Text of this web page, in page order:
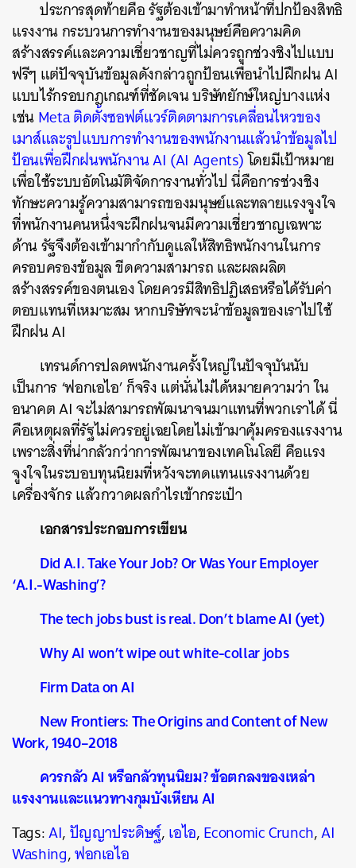
ประการสุดท้ายคือ รัฐต้องเข้ามาทำหน้าที่ปกป้องสิทธิ
แรงงาน กระบวนการทำงานของมนุษย์คือความคิด
สร้างสรรค์และความเชี่ยวชาญที่ไม่ควรถูกช่วงชิงไปแบบ
ฟรีๆ แต่ปัจจุบันข้อมูลดังกล่าวถูกป้อนเพื่อนำไปฝึกฝน AI
แบบไร้กรอบกฎเกณฑ์ที่ชัดเจน บริษัทยักษ์ใหญ่บางแห่ง
เช่นMeta ติดตั้งซอฟต์แวร์ติดตามการเคลื่อนไหวของ
เมาส์และรูปแบบการทำงานของพนักงานแล้วนำข้อมูลไป
ป้อนเพื่อฝึกฝนพนักงาน AI (AI Agents)โดยมีเป้าหมาย
เพื่อใช้ระบบอัตโนมัติจัดการงานทั่วไป นี่คือการช่วงชิง
ทักษะความรู้ความสามารถของมนุษย์และทลายแรงจูงใจ
ที่พนักงานคนหนึ่งจะฝึกฝนจนมีความเชี่ยวชาญเฉพาะ
ด้าน รัฐจึงต้องเข้ามากำกับดูแลให้สิทธิพนักงานในการ
ครอบครองข้อมูล ขีดความสามารถ และผลผลิต
สร้างสรรค์ของตนเอง โดยควรมีสิทธิปฏิเสธหรือได้รับค่า
ตอบแทนที่เหมาะสม หากบริษัทจะนำข้อมูลของเราไปใช้
ฝึกฝน AI
เทรนด์การปลดพนักงานครั้งใหญ่ในปัจจุบันนับ
เป็นการ ‘ฟอกเอไอ’ ก็จริง แต่นั่นไม่ได้หมายความว่า ใน
อนาคต AI จะไม่สามารถพัฒนาจนมาแทนที่พวกเราได้ นี่
คือเหตุผลที่รัฐไม่ควรอยู่เฉยโดยไม่เข้ามาคุ้มครองแรงงาน
เพราะสิ่งที่น่ากลัวกว่าการพัฒนาของเทคโนโลยี คือแรง
จูงใจในระบอบทุนนิยมที่หวังจะทดแทนแรงงานด้วย
เครื่องจักร แล้วกวาดผลกำไรเข้ากระเป๋า
เอกสารประกอบการเขียน
Did A.I. Take Your Job? Or Was Your Employer
‘A.I.-Washing’?
The tech jobs bust is real. Don’t blame AI (yet)
Why AI won’t wipe out white-collar jobs
Firm Data on AI
New Frontiers: The Origins and Content of New
Work, 1940–2018
ควรกลัว AI หรือกลัวทุนนิยม? ข้อตกลงของเหล่า
แรงงานและแนวทางกุมบังเหียน AI
Tags:AI,ปัญญาประดิษฐ์,เอไอ,Economic Crunch,AI
Washing,ฟอกเอไอ